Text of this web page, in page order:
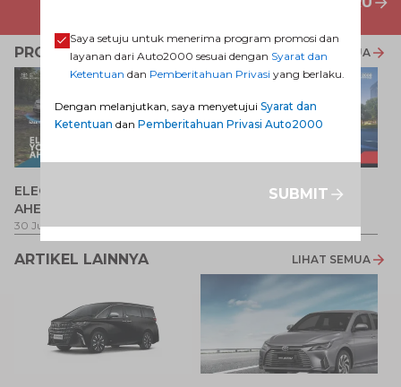
PROMO TERKAIT LIHAT SEMUA
ELECTRIFY YOUR PATH
AHEAD
30 Jul 2026-31 Ags 2026
Promo Veloz HEV
1 Jul 2026-31 Ags 2026
ARTIKEL LAINNYA LIHAT SEMUA
Saya setuju untuk menerima program promosi dan
layanan dari Auto2000 sesuai dengan Syarat dan
Ketentuan dan Pemberitahuan Privasi yang berlaku.
Dengan melanjutkan, saya menyetujui Syarat dan
Ketentuan dan Pemberitahuan Privasi Auto2000
SUBMIT